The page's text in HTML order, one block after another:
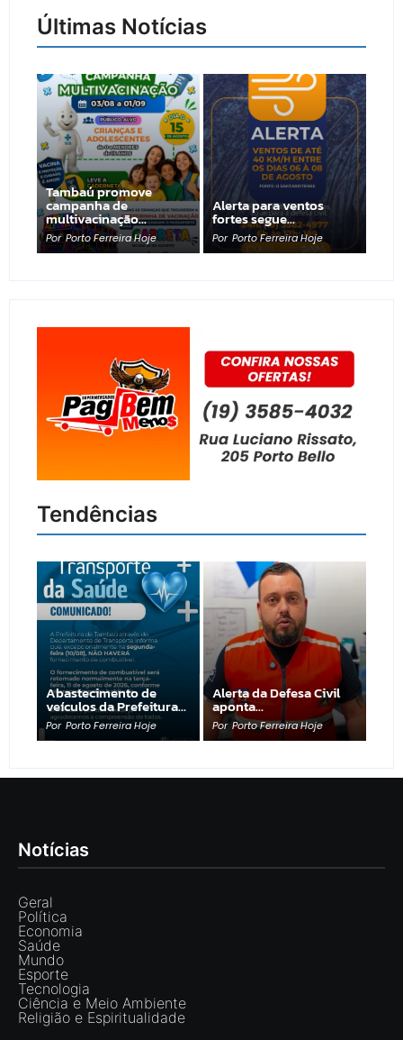
Últimas Notícias
Tambaú promove
campanha de
multivacinação…
Por Porto Ferreira Hoje
Alerta para ventos
fortes segue…
Por Porto Ferreira Hoje
Tendências
Abastecimento de
veículos da Prefeitura…
Por Porto Ferreira Hoje
Alerta da Defesa Civil
aponta…
Por Porto Ferreira Hoje
Notícias
Geral
Política
Economia
Saúde
Mundo
Esporte
Tecnologia
Ciência e Meio Ambiente
Religião e Espiritualidade